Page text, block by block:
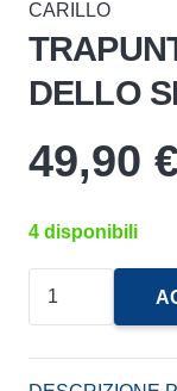
CARILLO
DELLO
49,90
4 disponibili
DELLO